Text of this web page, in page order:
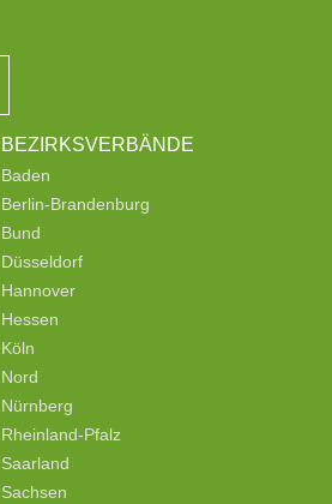
BEZIRKSVERBÄNDE
Baden
Berlin-Brandenburg
Bund
Düsseldorf
Hannover
Hessen
Köln
Nord
Nürnberg
Rheinland-Pfalz
Saarland
Sachsen